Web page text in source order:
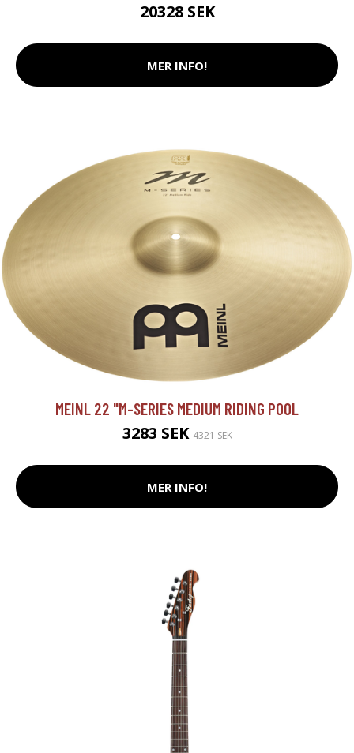
20328 SEK
MER INFO!
MEINL 22 "M-SERIES MEDIUM RIDING POOL
3283 SEK4321 SEK
MER INFO!